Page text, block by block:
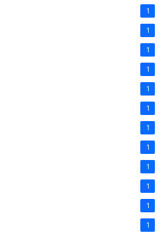
1
1
1
1
1
1
1
1
1
1
1
1